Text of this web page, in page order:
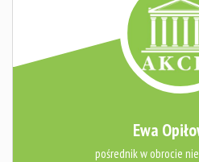
Ewa
pośrednik w obrocie